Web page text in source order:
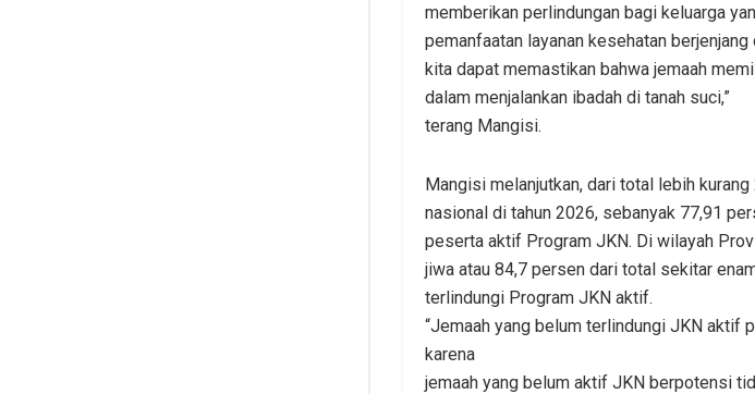
memberikan perlindungan bagi keluarga
pemanfaatan layanan kesehatan
kita dapat memastikan bahwa jemaah
dalam menjalankan ibadah di tanah suci,”
terang Mangisi.
Mangisi melanjutkan, dari total lebih
nasional di tahun 2026, sebanyak 77,91
peserta aktif Program JKN. Di wilayah
jiwa atau 84,7 persen dari total sekitar
terlindungi Program JKN aktif.
“Jemaah yang belum terlindungi JKN aktif
karena
jemaah yang belum aktif JKN berpotensi